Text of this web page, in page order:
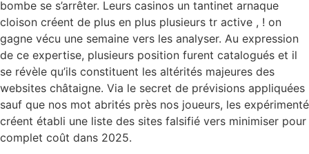
bombe se s’arrêter. Leurs casinos un tantinet arnaque
cloison créent de plus en plus plusieurs tr active , ! on
gagne vécu une semaine vers les analyser. Au expression
de ce expertise, plusieurs position furent catalogués et il
se révèle qu’ils constituent les altérités majeures des
websites châtaigne. Via le secret de prévisions appliquées
sauf que nos mot abrités près nos joueurs, les expérimenté
créent établi une liste des sites falsifié vers minimiser pour
complet coût dans 2025.